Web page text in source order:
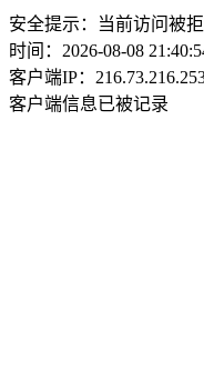
安全提示：当前访问被
时间：2026-08-08
客户端IP：
客户端信息已被记录